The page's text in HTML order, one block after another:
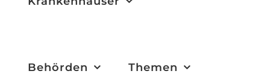
Behörden Themen